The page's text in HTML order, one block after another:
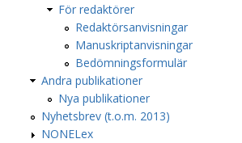
För redaktörer
Redaktörsanvisningar
Manuskriptanvisningar
Bedömningsformulär
Andra publikationer
Nya publikationer
Nyhetsbrev (t.o.m. 2013)
NONELex